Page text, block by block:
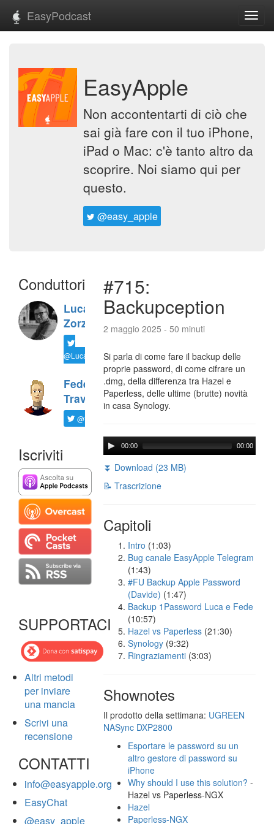
EasyPodcast
EasyApple
Non accontentarti di ciò che
sai già fare con il tuo iPhone,
iPad o Mac: c'è tanto altro da
scoprire. Noi siamo qui per
questo.
@easy_apple
Conduttori
Luca
Zorzi
@LucaTNT
Federico
Travaini
@ftrava
Iscriviti
SUPPORTACI
Altri metodi
per inviare
una mancia
Scrivi una
recensione
CONTATTI
info@easyapple.org
EasyChat
@easy_apple
#715:
Backupception
2 maggio 2025 - 50 minuti
Si parla di come fare il backup delle
proprie password, di come cifrare un
.dmg, della differenza tra Hazel e
Paperless, delle ultime (brutte) novità
in casa Synology.
00:00 00:00
⏬ Download (23 MB)
📝 Trascrizione
Capitoli
Intro (1:03)
Bug canale EasyApple Telegram
(1:43)
#FU Backup Apple Password
(Davide) (1:47)
Backup 1Password Luca e Fede
(10:57)
Hazel vs Paperless (21:30)
Synology (9:32)
Ringraziamenti (3:03)
Shownotes
Il prodotto della settimana: UGREEN
NASync DXP2800
Esportare le password su un
altro gestore di password su
iPhone
Why should I use this solution? -
Hazel vs Paperless-NGX
Hazel
Paperless-NGX